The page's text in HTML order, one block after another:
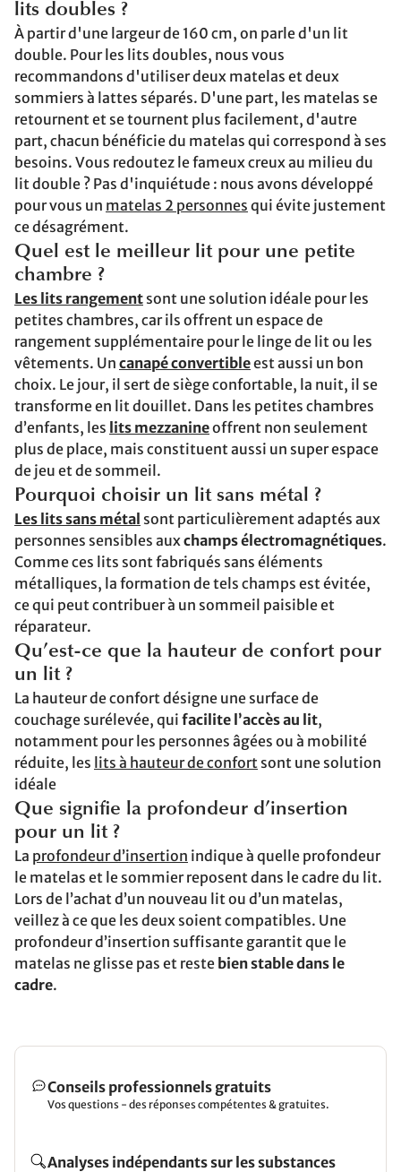
lits doubles ?
À partir d'une largeur de 160 cm, on parle d'un lit
double. Pour les lits doubles, nous vous
recommandons d'utiliser deux matelas et deux
sommiers à lattes séparés. D'une part, les matelas se
retournent et se tournent plus facilement, d'autre
part, chacun bénéficie du matelas qui correspond à ses
besoins. Vous redoutez le fameux creux au milieu du
lit double ? Pas d'inquiétude : nous avons développé
pour vous un matelas 2 personnes qui évite justement
ce désagrément.
Quel est le meilleur lit pour une petite
chambre ?
Les lits rangement sont une solution idéale pour les
petites chambres, car ils offrent un espace de
rangement supplémentaire pour le linge de lit ou les
vêtements. Un canapé convertibleest aussi un bon
choix. Le jour, il sert de siège confortable, la nuit, il se
transforme en lit douillet. Dans les petites chambres
d’enfants, les lits mezzanineoffrent non seulement
plus de place, mais constituent aussi un super espace
de jeu et de sommeil.
Pourquoi choisir un lit sans métal ?
Les lits sans métal sont particulièrement adaptés aux
personnes sensibles auxchamps électromagnétiques.
Comme ces lits sont fabriqués sans éléments
métalliques, la formation de tels champs est évitée,
ce qui peut contribuer à un sommeil paisible et
réparateur.
Qu’est-ce que la hauteur de confort pour
un lit ?
La hauteur de confort désigne une surface de
couchage surélevée, qui facilite l’accès au lit,
notamment pour les personnes âgées ou à mobilité
réduite, les lits à hauteur de confort sont une solution
idéale
Que signifie la profondeur d’insertion
pour un lit ?
La profondeur d’insertion indique à quelle profondeur
le matelas et le sommier reposent dans le cadre du lit.
Lors de l’achat d’un nouveau lit ou d’un matelas,
veillez à ce que les deux soient compatibles. Une
profondeur d’insertion suffisante garantit que le
matelas ne glisse pas et reste bien stable dans le
cadre.
Conseils professionnels gratuits
Vos questions - des réponses compétentes & gratuites.
Analyses indépendants sur les substances